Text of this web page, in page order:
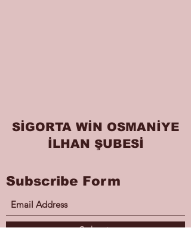
SİGORTA WİN OSMANİYE
İLHAN ŞUBESİ
Subscribe Form
Submit